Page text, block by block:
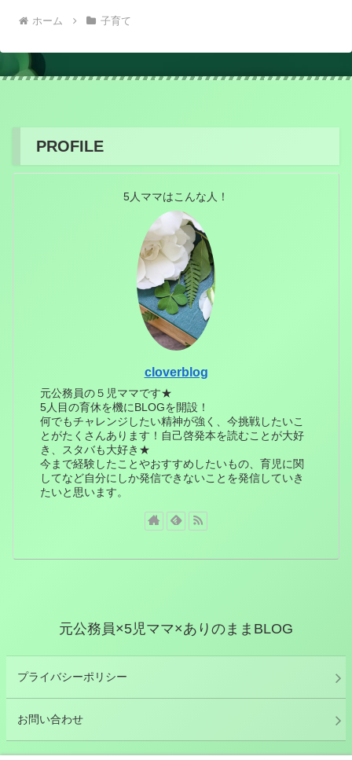
ホーム 子育て
PROFILE
5人ママはこんな人！
cloverblog
元公務員の５児ママです★
5人目の育休を機にBLOGを開設！
何でもチャレンジしたい精神が強く、今挑戦したいこ
とがたくさんあります！自己啓発本を読むことが大好
き、スタバも大好き★
今まで経験したことやおすすめしたいもの、育児に関
してなど自分にしか発信できないことを発信していき
たいと思います。
元公務員×5児ママ×ありのままBLOG
プライバシーポリシー
お問い合わせ